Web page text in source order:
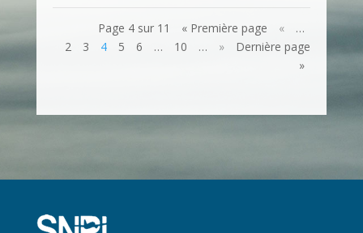
Page 4 sur 11 « Première page «
…
2
3 4 5 6 … 10 … »
Dernière page
»